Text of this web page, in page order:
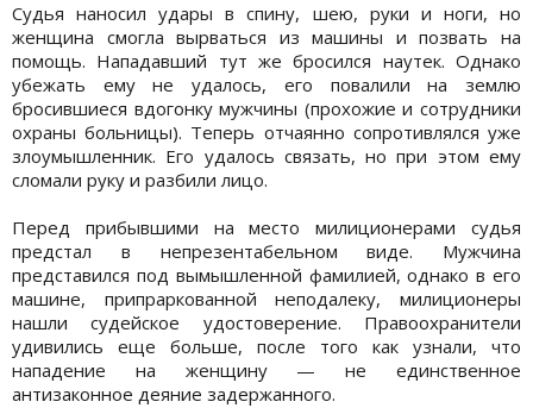
Судья наносил удары в спину, шею, руки и ноги, но
женщина смогла вырваться из машины и позвать на
помощь. Нападавший тут же бросился наутек. Однако
убежать ему не удалось, его повалили на землю
бросившиеся вдогонку мужчины (прохожие и сотрудники
охраны больницы). Теперь отчаянно сопротивлялся уже
злоумышленник. Его удалось связать, но при этом ему
сломали руку и разбили лицо.
Перед прибывшими на место милиционерами судья
предстал в непрезентабельном виде. Мужчина
представился под вымышленной фамилией, однако в его
машине, припраркованной неподалеку, милиционеры
нашли судейское удостоверение. Правоохранители
удивились еще больше, после того как узнали, что
нападение на женщину — не единственное
антизаконное деяние задержанного.